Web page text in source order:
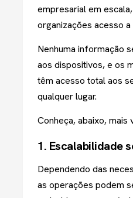
empresarial em
organizações acesso
Nenhuma informação
aos dispositivos, e os
têm acesso total aos
qualquer lugar.
Conheça, abaixo, mais
1. Escalabilidade
Dependendo das
as operações podem